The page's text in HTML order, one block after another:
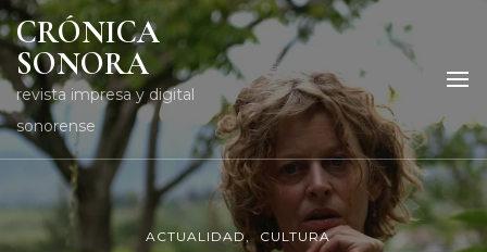
CRÓNICA
SONORA
revista impresa y digital
sonorense
ACTUALIDAD CULTURA